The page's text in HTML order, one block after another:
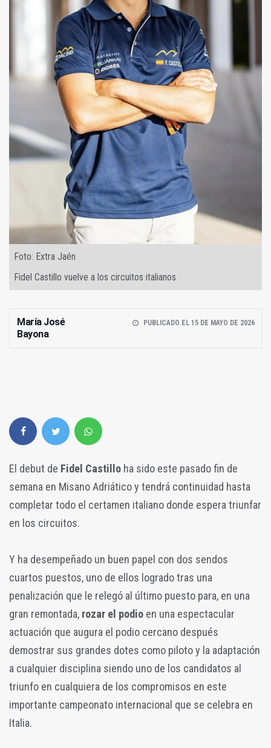
Foto: Extra Jaén
Fidel Castillo vuelve a los circuitos italianos
María José
Bayona
PUBLICADO EL 15 DE MAYO DE 2026
El debut de Fidel Castillo ha sido este pasado fin de
semana en Misano Adriático y tendrá continuidad hasta
completar todo el certamen italiano donde espera triunfar
en los circuitos.
Y ha desempeñado un buen papel con dos sendos
cuartos puestos, uno de ellos logrado tras una
penalización que le relegó al último puesto para, en una
gran remontada, rozar el podio en una espectacular
actuación que augura el podio cercano después
demostrar sus grandes dotes como piloto y la adaptación
a cualquier disciplina siendo uno de los candidatos al
triunfo en cualquiera de los compromisos en este
importante campeonato internacional que se celebra en
Italia.